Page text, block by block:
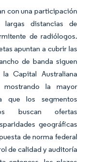
con una participación
distancias de
de radiólogos.
apuntan a cubrir las
de banda siguen
Capital Australiana
la mayor
que los segmentos
buscan ofertas
geográficas
de norma federal
de calidad y auditoría